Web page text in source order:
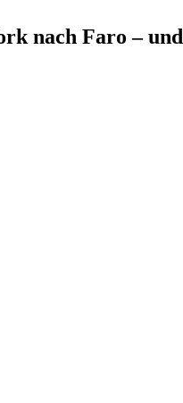
nach Faro –